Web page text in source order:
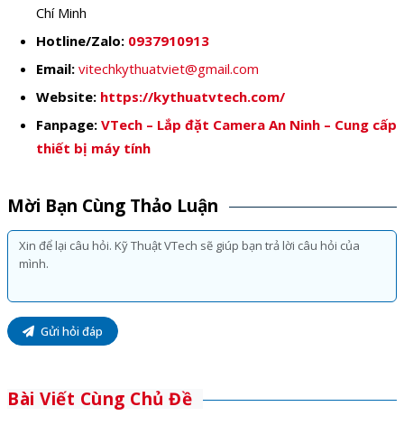
Chí Minh
Hotline/Zalo: 0937910913
Email: vitechkythuatviet@gmail.com
Website: https://kythuatvtech.com/
Fanpage: VTech – Lắp đặt Camera An Ninh – Cung cấp
thiết bị máy tính
Mời Bạn Cùng Thảo Luận
Gửi hỏi đáp
Bài Viết Cùng Chủ Đề